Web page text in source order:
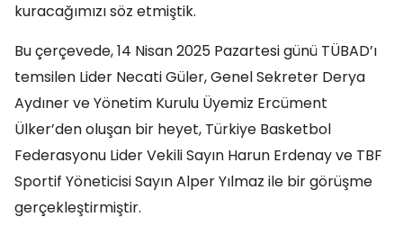
kuracağımızı söz etmiştik.
Bu çerçevede, 14 Nisan 2025 Pazartesi günü TÜBAD’ı
temsilen Lider Necati Güler, Genel Sekreter Derya
Aydıner ve Yönetim Kurulu Üyemiz Ercüment
Ülker’den oluşan bir heyet, Türkiye Basketbol
Federasyonu Lider Vekili Sayın Harun Erdenay ve TBF
Sportif Yöneticisi Sayın Alper Yılmaz ile bir görüşme
gerçekleştirmiştir.